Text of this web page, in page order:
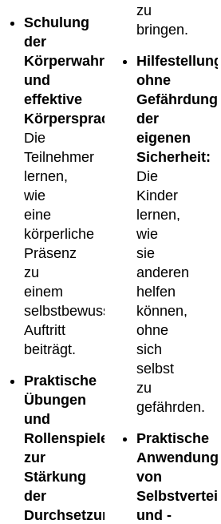
Schulung
der
Körperwahrnehmung
und
effektive
Körpersprache:
Die
Teilnehmer
lernen,
wie
eine
körperliche
Präsenz
zu
einem
selbstbewussten
Auftritt
beiträgt.
Praktische
Übungen
und
Rollenspiele
zur
Stärkung
der
Durchsetzungsfähigkeit:
zu
bringen.
ohne
Gefährdung
der
eigenen
Sicherheit:
Die
Kinder
lernen,
wie
sie
anderen
helfen
können,
ohne
sich
selbst
zu
gefährden.
Praktische
Anwendung
von
und -